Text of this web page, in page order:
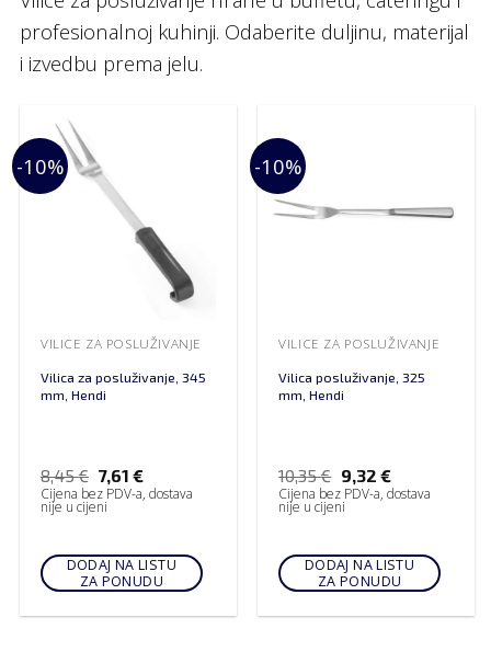
profesionalnoj kuhinji. Odaberite duljinu, materijal
i izvedbu prema jelu.
-10%
VILICE ZA POSLUŽIVANJE
Vilica za posluživanje, 345
mm, Hendi
8,45€ 7,61 €
Cijena bez PDV-a, dostava
nije u cijeni
DODAJ NA LISTU
ZA PONUDU
-10%
VILICE ZA POSLUŽIVANJE
Vilica posluživanje, 325
mm, Hendi
10,35€ 9,32 €
Cijena bez PDV-a, dostava
nije u cijeni
DODAJ NA LISTU
ZA PONUDU